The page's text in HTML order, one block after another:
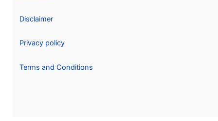
Disclaimer
Privacy policy
Terms and Conditions